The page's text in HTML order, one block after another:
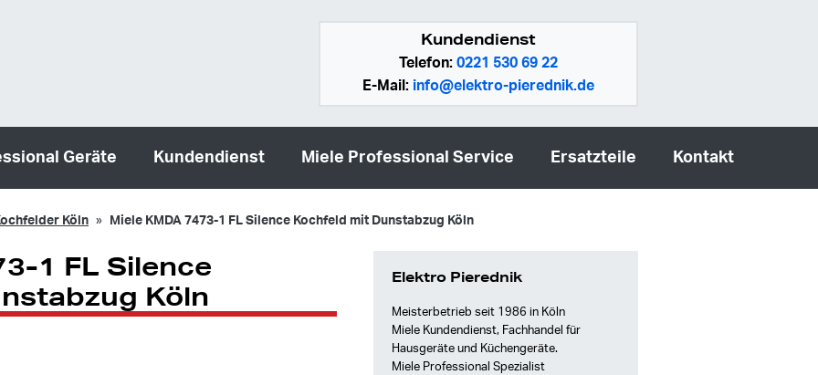
Kundendienst
Telefon: 0221 530 69 22
E-Mail: info@elektro-pierednik.de
Geräte Kundendienst Miele Professional Service Ersatzteile Kontakt
Köln Miele KMDA 7473-1 FL Silence Kochfeld mit Dunstabzug Köln
1 FL Silence
Köln
Elektro Pierednik
Meisterbetrieb seit 1986 in Köln
Miele Kundendienst, Fachhandel für
Hausgeräte und Küchengeräte.
Miele Professional Spezialist